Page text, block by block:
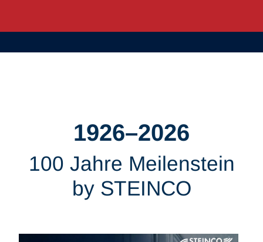
1926–2026
100 Jahre Meilenstein
by STEINCO